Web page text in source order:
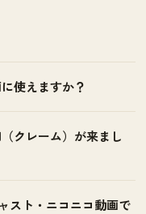
使えますか？
クレーム）が来まし
スト・ニコニコ動画で